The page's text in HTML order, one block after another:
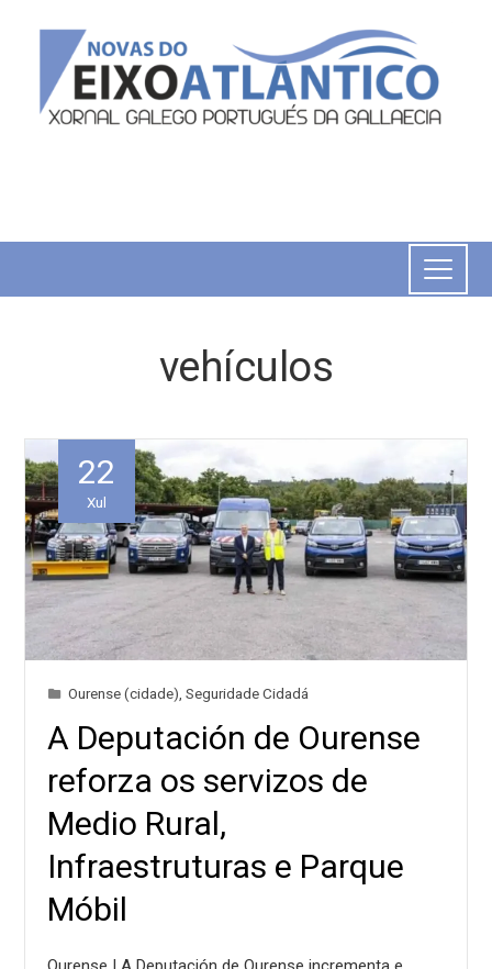
vehículos
22
Xul
Ourense (cidade) ,Seguridade Cidadá
A Deputación de Ourense
reforza os servizos de
Medio Rural,
Infraestruturas e Parque
Móbil